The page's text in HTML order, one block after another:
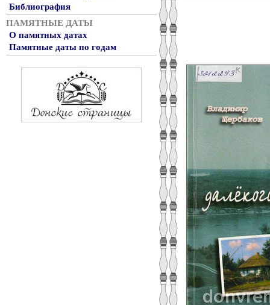
Библиография
ПАМЯТНЫЕ ДАТЫ
О памятных датах
Памятные даты по годам